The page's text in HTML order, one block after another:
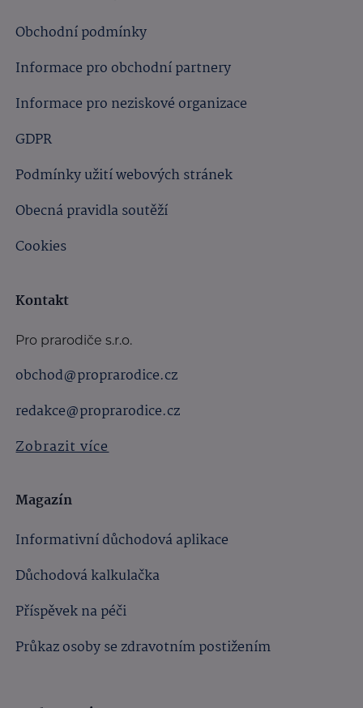
Obchodní podmínky
Informace pro obchodní partnery
Informace pro neziskové organizace
GDPR
Podmínky užití webových stránek
Obecná pravidla soutěží
Cookies
Kontakt
Pro prarodiče s.r.o.
obchod@proprarodice.cz
redakce@proprarodice.cz
Zobrazit více
Magazín
Informativní důchodová aplikace
Důchodová kalkulačka
Příspěvek na péči
Průkaz osoby se zdravotním postižením